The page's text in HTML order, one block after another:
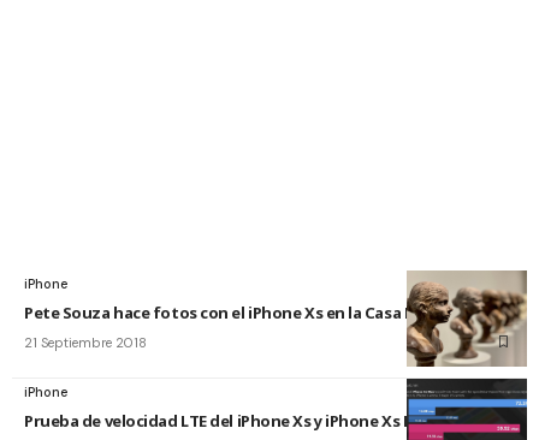
iPhone
Pete Souza hace fotos con el iPhone Xs en la Casa Blanca
21 Septiembre 2018
iPhone
Prueba de velocidad LTE del iPhone Xs y iPhone Xs Max